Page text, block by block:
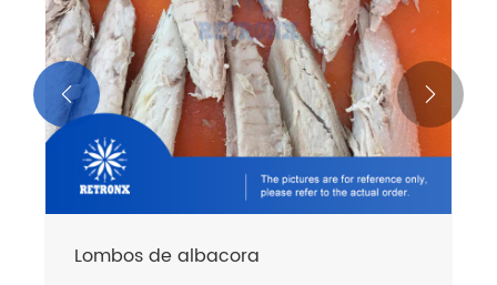
Lombos de albacora
 